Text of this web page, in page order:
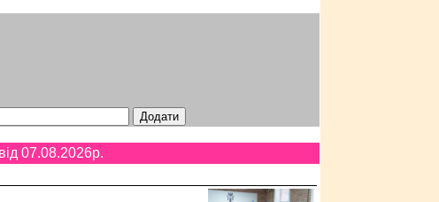
07.08.2026p.